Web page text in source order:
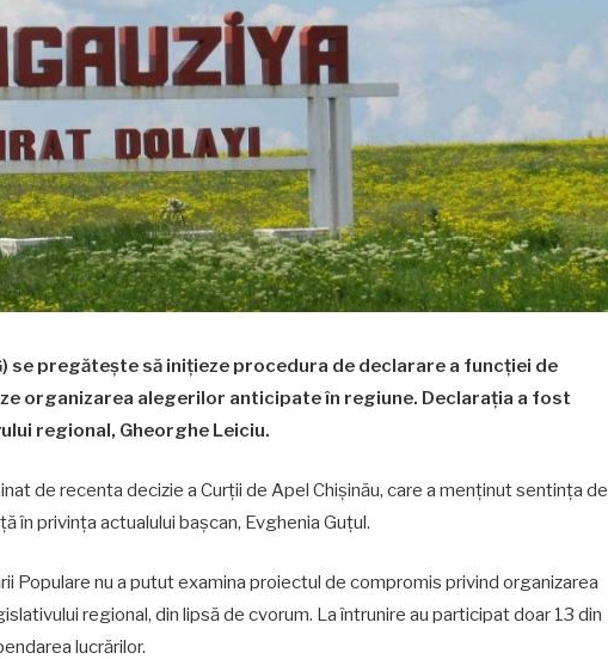
se pregătește să inițieze procedura de declarare a funcției de
organizarea alegerilor anticipate în regiune. Declarația a fost
regional, Gheorghe Leiciu.
de recenta decizie a Curții de Apel Chișinău, care a menținut sentința de
în privința actualului bașcan, Evghenia Guțul.
Populare nu a putut examina proiectul de compromis privind organizarea
regional, din lipsă de cvorum. La întrunire au participat doar 13 din
lucrărilor.